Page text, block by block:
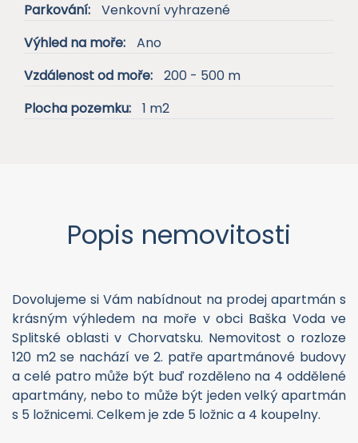
Parkování:
Venkovní vyhrazené
Výhled na moře:
Ano
Vzdálenost od moře:
200 - 500 m
Plocha pozemku:
1 m2
Popis nemovitosti
Dovolujeme si Vám nabídnout na prodej apartmán s
krásným výhledem na moře v obci Baška Voda ve
Splitské oblasti v Chorvatsku. Nemovitost o rozloze
120 m2 se nachází ve 2. patře apartmánové budovy
a celé patro může být buď rozděleno na 4 oddělené
apartmány, nebo to může být jeden velký apartmán
s 5 ložnicemi. Celkem je zde 5 ložnic a 4 koupelny.